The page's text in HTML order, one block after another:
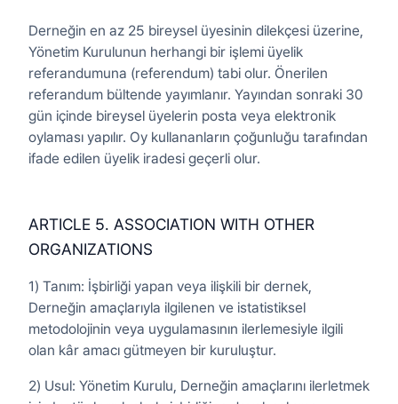
Derneğin en az 25 bireysel üyesinin dilekçesi üzerine,
Yönetim Kurulunun herhangi bir işlemi üyelik
referandumuna (referendum) tabi olur. Önerilen
referandum bültende yayımlanır. Yayından sonraki 30
gün içinde bireysel üyelerin posta veya elektronik
oylaması yapılır. Oy kullananların çoğunluğu tarafından
ifade edilen üyelik iradesi geçerli olur.
ARTICLE 5. ASSOCIATION WITH OTHER
ORGANIZATIONS
1) Tanım: İşbirliği yapan veya ilişkili bir dernek,
Derneğin amaçlarıyla ilgilenen ve istatistiksel
metodolojinin veya uygulamasının ilerlemesiyle ilgili
olan kâr amacı gütmeyen bir kuruluştur.
2) Usul: Yönetim Kurulu, Derneğin amaçlarını ilerletmek